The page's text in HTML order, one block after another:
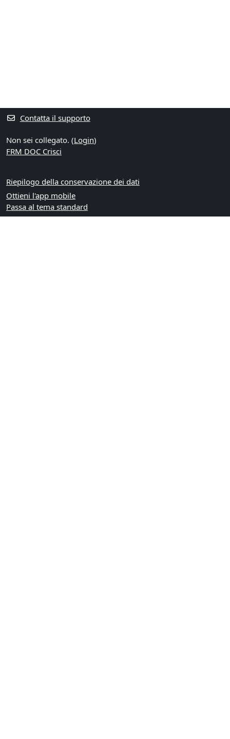
Contatta il supporto
Non sei collegato. (Login)
FRM DOC Crisci
Riepilogo della conservazione dei dati
Ottieni l'app mobile
Passa al tema standard